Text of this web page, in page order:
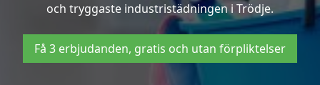
och tryggaste industristädningen i Trödje.
Få 3 erbjudanden, gratis och utan förpliktelser